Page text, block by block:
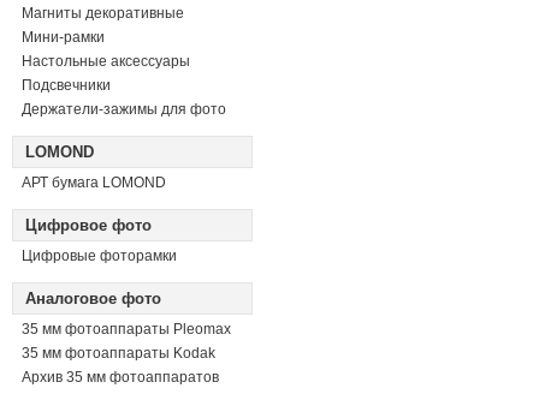
Магниты декоративные
Мини-рамки
Настольные аксессуары
Подсвечники
Держатели-зажимы для фото
LOMOND
АРТ бумага LOMOND
Цифровое фото
Цифровые фоторамки
Аналоговое фото
35 мм фотоаппараты Pleomax
35 мм фотоаппараты Kodak
Архив 35 мм фотоаппаратов